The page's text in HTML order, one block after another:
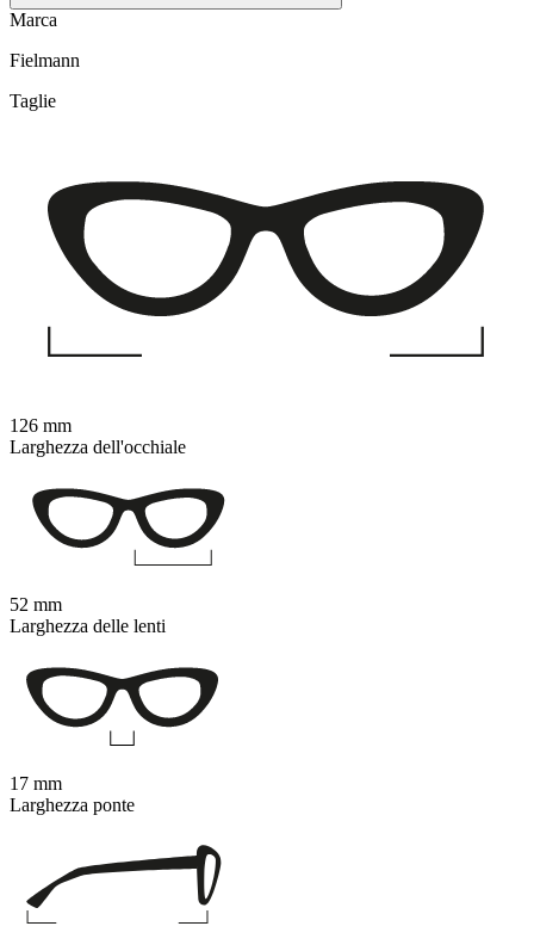
Marca
Fielmann
Taglie
126 mm
Larghezza dell'occhiale
52 mm
Larghezza delle lenti
17 mm
Larghezza ponte